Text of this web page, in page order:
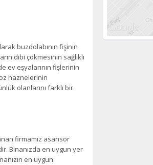
buzdolabının fişinin
dibi çökmesinin sağlıklı
ev eşyalarının fişlerinin
haznelerinin
olanlarını farklı bir
firmamız asansör
Binanızda en uygun yer
en uygun